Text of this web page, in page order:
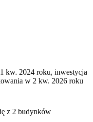
kw. 2024 roku, inwestycja
w 2 kw. 2026 roku
z 2 budynków